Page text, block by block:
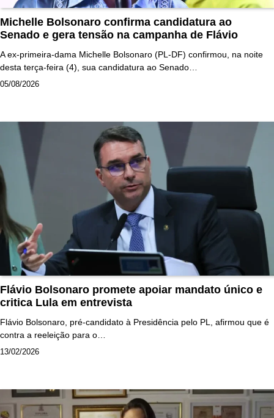
Michelle Bolsonaro confirma candidatura ao
Senado e gera tensão na campanha de Flávio
A ex-primeira-dama Michelle Bolsonaro (PL-DF) confirmou, na noite
desta terça-feira (4), sua candidatura ao Senado…
05/08/2026
Flávio Bolsonaro promete apoiar mandato único e
critica Lula em entrevista
Flávio Bolsonaro, pré-candidato à Presidência pelo PL, afirmou que é
contra a reeleição para o…
13/02/2026